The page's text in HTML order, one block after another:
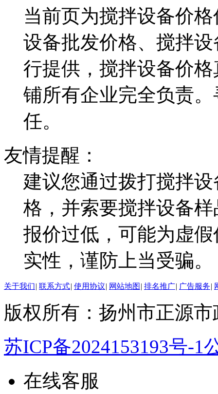
当前页为搅拌设备价
设备批发价格、搅拌
行提供，搅拌设备价
铺所有企业完全负责
任。
友情提醒：
建议您通过拨打搅拌
格，并索要搅拌设备
报价过低，可能为虚
实性，谨防上当受骗。
关于我们| 联系方式| 使用协议| 网站地图 | 排名推广| 广告服务|
版权所有：扬州市正源
苏ICP备2024153193号-1
在线客服